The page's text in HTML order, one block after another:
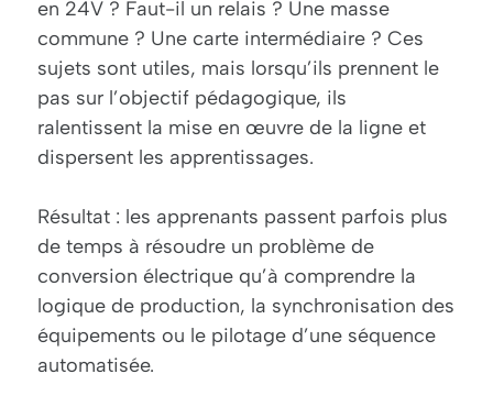
en 24V ? Faut-il un relais ? Une masse
commune ? Une carte intermédiaire ? Ces
sujets sont utiles, mais lorsqu’ils prennent le
pas sur l’objectif pédagogique, ils
ralentissent la mise en œuvre de la ligne et
dispersent les apprentissages.
Résultat : les apprenants passent parfois plus
de temps à résoudre un problème de
conversion électrique qu’à comprendre la
logique de production, la synchronisation des
équipements ou le pilotage d’une séquence
automatisée.